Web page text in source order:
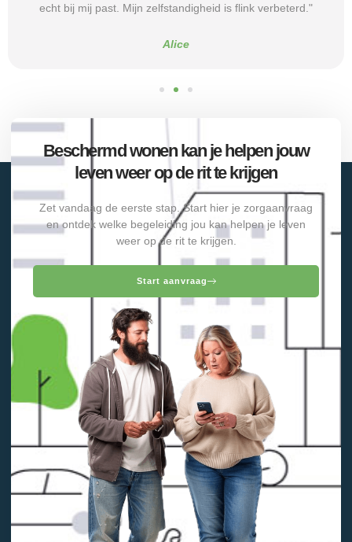
echt bij mij past. Mijn zelfstandigheid is flink verbeterd."
Alice
Beschermd wonen kan je helpen jouw
leven weer op de rit te krijgen
Zet vandaag de eerste stap. Start hier je zorgaanvraag
en ontdek welke begeleiding jou kan helpen je leven
weer op de rit te krijgen.
Start aanvraag